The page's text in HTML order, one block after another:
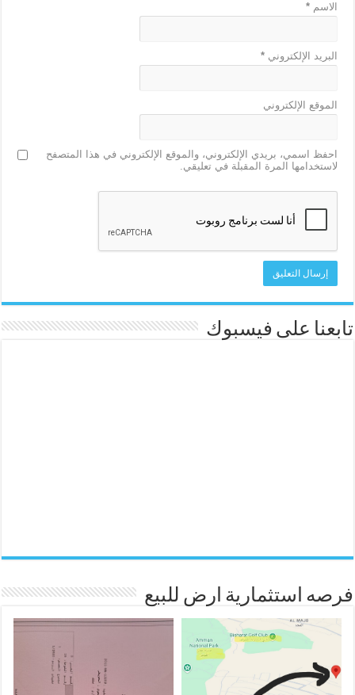
الاسم*
البريد الإلكتروني*
الموقع الإلكتروني
احفظ اسمي، بريدي الإلكتروني، والموقع الإلكتروني في هذا المتصفح
لاستخدامها المرة المقبلة في تعليقي.
تابعنا على فيسبوك
فرصه استثمارية ارض للبيع